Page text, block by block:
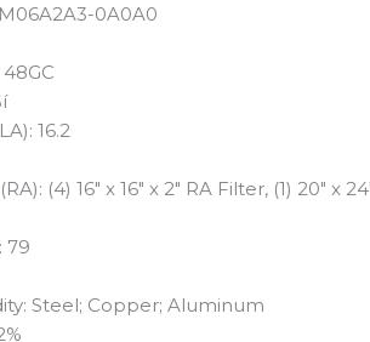
0A0A0
16.2
(4) 16″ x 16″ x 2″ RA Filter, (1) 20″ x
79
Steel; Copper; Aluminum